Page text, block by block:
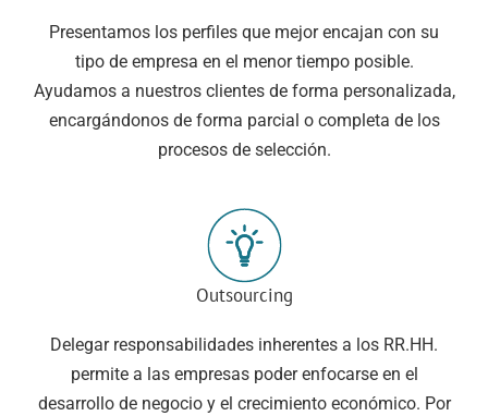
Presentamos los perfiles que mejor encajan con su
tipo de empresa en el menor tiempo posible.
Ayudamos a nuestros clientes de forma personalizada,
encargándonos de forma parcial o completa de los
procesos de selección.
Outsourcing
Delegar responsabilidades inherentes a los RR.HH.
permite a las empresas poder enfocarse en el
desarrollo de negocio y el crecimiento económico. Por